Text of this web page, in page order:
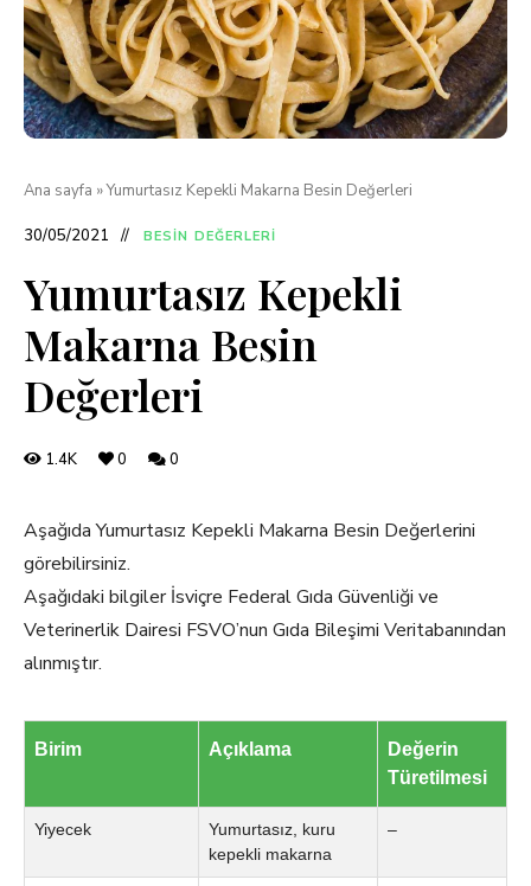
Ana sayfa »Yumurtasız Kepekli Makarna Besin Değerleri
30/05/2021 BESIN DEĞERLERI
Yumurtasız Kepekli
Makarna Besin
Değerleri
1.4K 0 0
Aşağıda Yumurtasız Kepekli Makarna Besin Değerlerini
görebilirsiniz.
Aşağıdaki bilgiler İsviçre Federal Gıda Güvenliği ve
Veterinerlik Dairesi FSVO’nun Gıda Bileşimi Veritabanından
alınmıştır.
Birim Açıklama
Değerin
Türetilmesi
Yiyecek
Yumurtasız, kuru
kepekli makarna
–